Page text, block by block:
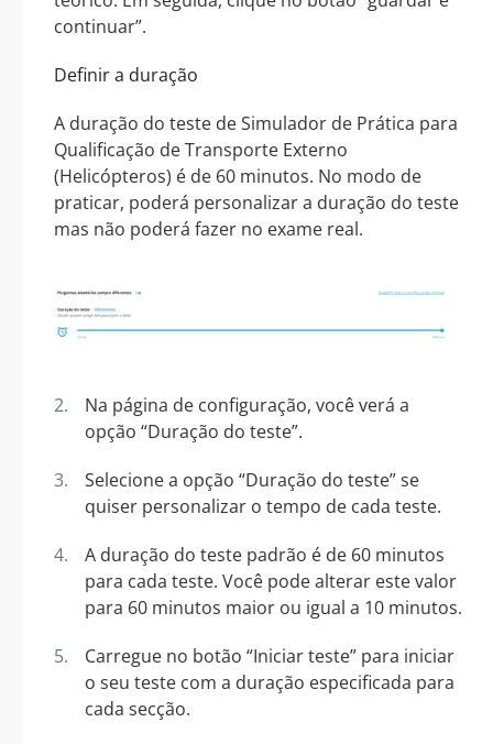
continuar”.
Definir a duração
A duração do teste de Simulador de Prática para
Qualificação de Transporte Externo
(Helicópteros) é de 60 minutos. No modo de
praticar, poderá personalizar a duração do teste
mas não poderá fazer no exame real.
Na página de configuração, você verá a
opção “Duração do teste”.
Selecione a opção “Duração do teste” se
quiser personalizar o tempo de cada teste.
A duração do teste padrão é de 60 minutos
para cada teste. Você pode alterar este valor
para 60 minutos maior ou igual a 10 minutos.
Carregue no botão “Iniciar teste” para iniciar
o seu teste com a duração especificada para
cada secção.